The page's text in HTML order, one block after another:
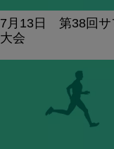
7月13日 第38回サ
大会